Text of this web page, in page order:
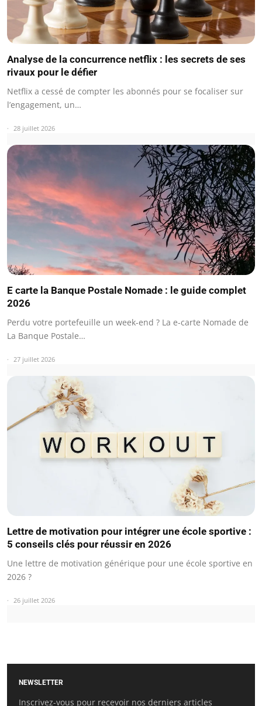
Analyse de la concurrence netflix : les secrets de ses
rivaux pour le défier
Netflix a cessé de compter les abonnés pour se focaliser sur
l’engagement, un…
28 juillet 2026
E carte la Banque Postale Nomade : le guide complet
2026
Perdu votre portefeuille un week-end ? La e-carte Nomade de
La Banque Postale…
27 juillet 2026
Lettre de motivation pour intégrer une école sportive :
5 conseils clés pour réussir en 2026
Une lettre de motivation générique pour une école sportive en
2026 ?
26 juillet 2026
NEWSLETTER
Inscrivez-vous pour recevoir nos derniers articles